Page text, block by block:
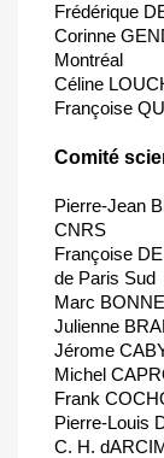
Frédérique
Corinne
Montréal
Céline
Françoise
Comité
Pierre-Jean
CNRS
Françoise
de Paris Sud
Marc
Julienne
Jérome
Michel
Frank
Pierre-Louis
C. H.